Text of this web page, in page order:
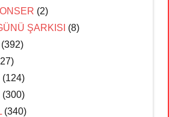
(2)
ŞARKISI (8)
(392)
(124)
(300)
(340)